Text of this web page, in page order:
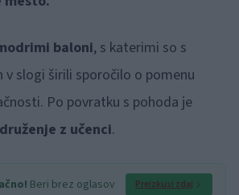
baloni, s katerimi so s
v slogi širili sporočilo o pomenu
Po povratku s pohoda je
druženje z učenci.
Beri brez oglasov Preizkusi zdaj